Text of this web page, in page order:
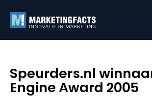
Speurders.nl
Engine Award 2005